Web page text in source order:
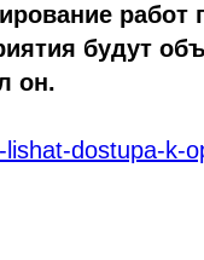
работ
будут
он.
dostupa-k-